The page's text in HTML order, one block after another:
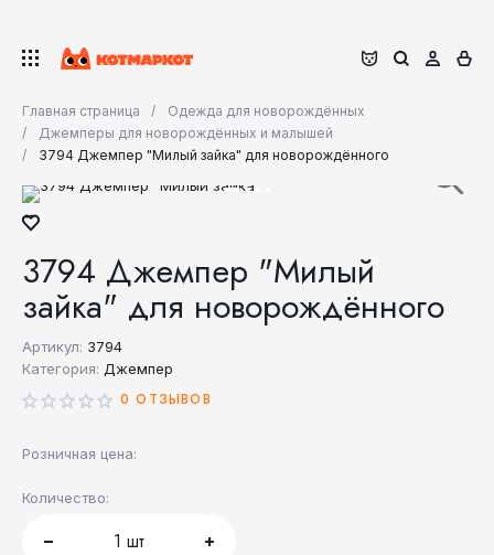
Главная страница
Одежда для новорождённых
Джемперы для новорождённых и малышей
3794 Джемпер "Милый зайка" для новорождённого
3794 Джемпер "Милый
зайка" для новорождённого
Артикул: 3794
Категория: Джемпер
0 ОТЗЫВОВ
Розничная цена:
Количество:
1 шт